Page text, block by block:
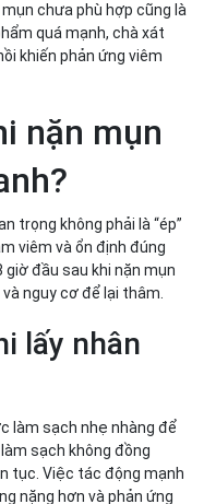
chưa phù hợp cũng là
quá mạnh, chà xát
khiến phản ứng viêm
nặn mụn
trọng không phải là “ép”
viêm và ổn định đúng
giờ đầu sau khi nặn mụn
nguy cơ để lại thâm.
lấy nhân
làm sạch nhẹ nhàng để
sạch không đồng
tục. Việc tác động mạnh
nặng hơn và phản ứng